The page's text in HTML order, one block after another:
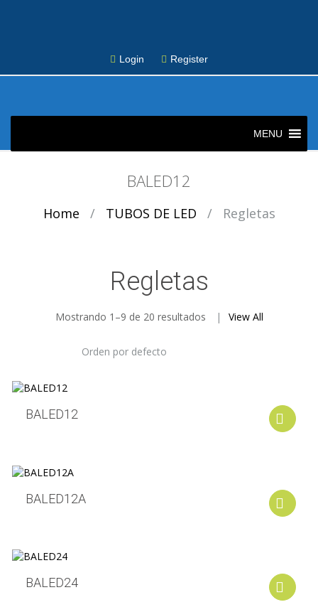
Login Register
Skip
MENU
BALED12
Home / TUBOS DE LED / Regletas
Regletas
Mostrando 1–9 de 20 resultados View All
BALED12
BALED12A
BALED24